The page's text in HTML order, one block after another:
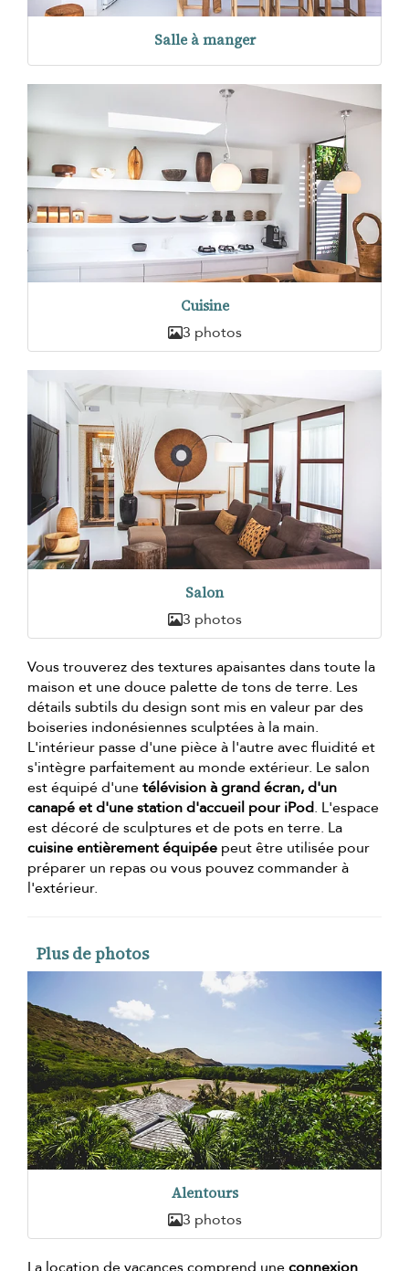
Salle à manger
Cuisine
3 photos
Salon
3 photos
Vous trouverez des textures apaisantes dans toute la
maison et une douce palette de tons de terre. Les
détails subtils du design sont mis en valeur par des
boiseries indonésiennes sculptées à la main.
L'intérieur passe d'une pièce à l'autre avec fluidité et
s'intègre parfaitement au monde extérieur. Le salon
est équipé d'unetélévision à grand écran, d'un
canapé et d'une station d'accueil pour iPod. L'espace
est décoré de sculptures et de pots en terre. La
cuisine entièrement équipée peut être utilisée pour
préparer un repas ou vous pouvez commander à
l'extérieur.
Plus de photos
Alentours
3 photos